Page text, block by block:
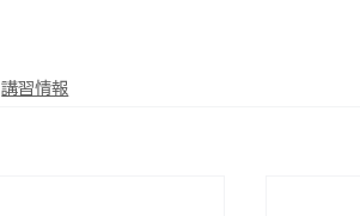
講習情報